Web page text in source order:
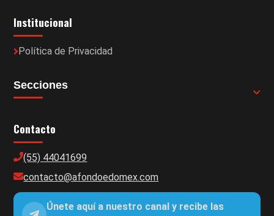
Institucional
Política de Privacidad
Secciones
Contacto
(55) 44041699
contacto@afondoedomex.com
Únete aquí a nuestro canal y recibe las